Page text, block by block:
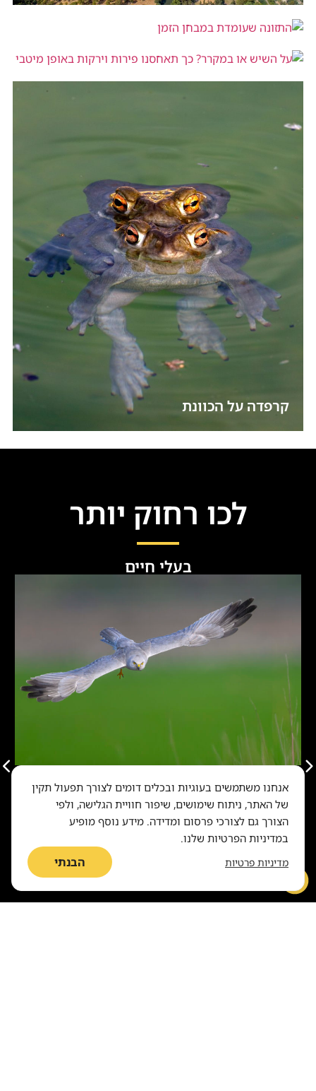
התזונה שעומדת במבחן הזמן
על השיש או במקרר? כך תאחסנו פירות
קרפדה על הכוונת
לכו רחוק יותר
בעלי חיים
בעלי חיים
כנף נמוכה מעל שדות: סדרת צילומים של
העוף האלמוני
אנחנו משתמשים בעוגיות ובכלים דומים לצורך תפעול תקין
של האתר, ניתוח שימושים, שיפור חוויית הגלישה, ולפי
הצורך גם לצורכי פרסום ומדידה. מידע נוסף מופיע
במדיניות הפרטיות שלנו.
מדיניות פרטיות הבנתי